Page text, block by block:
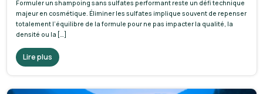
Formuler un shampoing sans sulfates performant reste un défi technique
majeur en cosmétique. Éliminer les sulfates implique souvent de repenser
totalement l’équilibre de la formule pour ne pas impacter la qualité, la
densité ou la […]
Lire plus